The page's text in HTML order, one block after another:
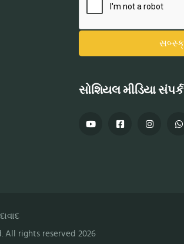
સોશિયલ મીડિયા સંપર્ક
All rights reserved 2026